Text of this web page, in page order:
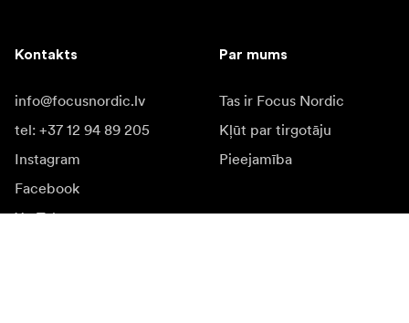
Kontakts
info@focusnordic.lv
tel: +37 12 94 89 205
Instagram
Facebook
YouTube
Par mums
Tas ir Focus Nordic
Kļūt par tirgotāju
Pieejamība